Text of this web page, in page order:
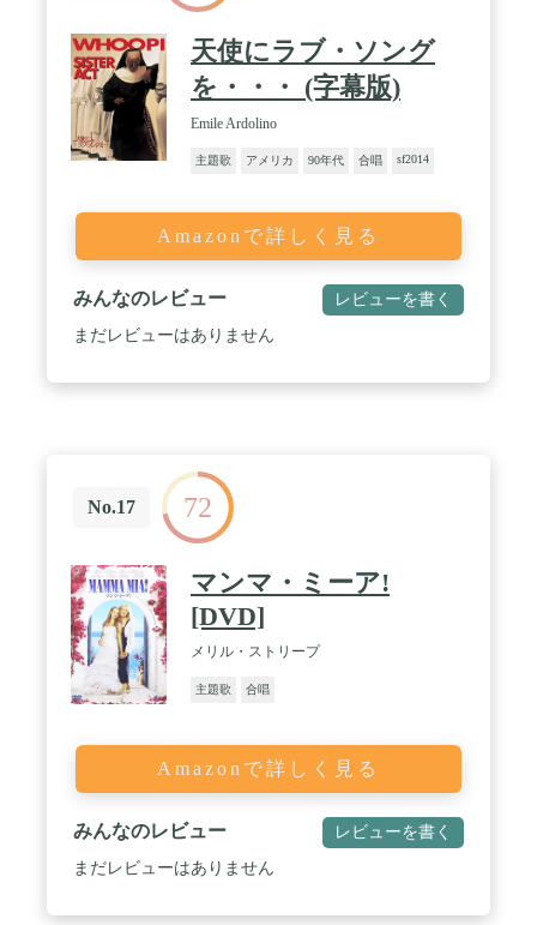
天使にラブ・ソング
を・・・ (字幕版)
Emile Ardolino
主題歌 アメリカ 90年代 合唱 sf2014
Amazonで詳しく見る
みんなのレビュー レビューを書く
まだレビューはありません
No.17 72
マンマ・ミーア!
[DVD]
メリル・ストリープ
主題歌 合唱
Amazonで詳しく見る
みんなのレビュー レビューを書く
まだレビューはありません